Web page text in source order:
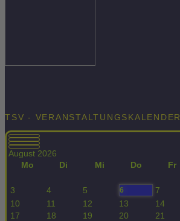
TSV - VERANSTALTUNGSKALENDER
August 2026
Mo
Di Mi Do Fr
3
4 5 6 7
10
11 12 13 14
17
18 19 20 21